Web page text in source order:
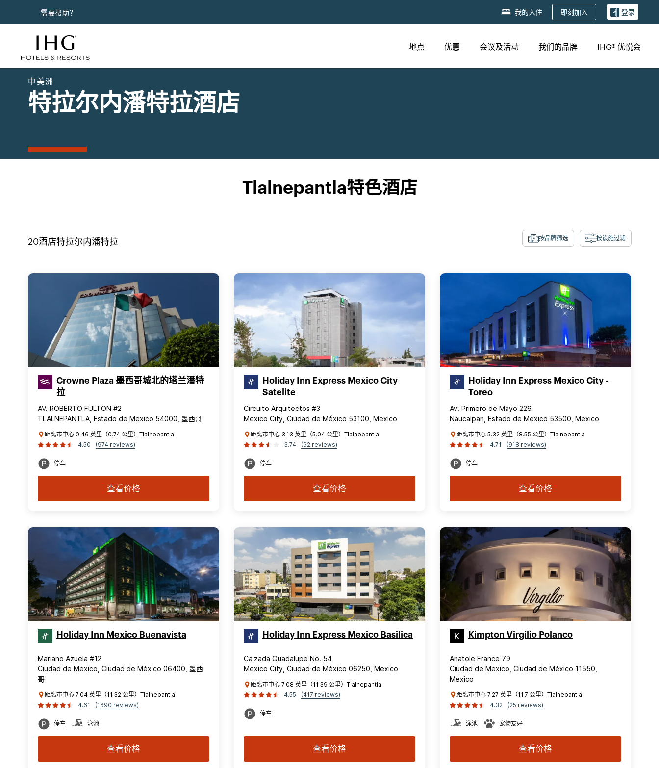
需要帮助？ 我的入住 即刻加入 登录
地点 优惠 会议及活动 我们的品牌 IHG® 优悦会
中美洲
特拉尔内潘特拉酒店
Tlalnepantla特色酒店
20酒店特拉尔内潘特拉 按品牌筛选 按设施过滤
Crowne Plaza 墨西哥城北的塔兰潘特
拉
AV. ROBERTO FULTON #2
TLALNEPANTLA, Estado de Mexico 54000, 墨西哥
距离市中心 0.46 英里（0.74 公里）Tlalnepantla
4.50
(974 reviews)
停车
查看价格
Holiday Inn Express Mexico City
Satelite
Circuito Arquitectos #3
Mexico City, Ciudad de México 53100, Mexico
距离市中心 3.13 英里（5.04 公里）Tlalnepantla
3.74
(62 reviews)
停车
查看价格
Holiday Inn Express Mexico City -
Toreo
Av. Primero de Mayo 226
Naucalpan, Estado de Mexico 53500, Mexico
距离市中心 5.32 英里（8.55 公里）Tlalnepantla
4.71
(918 reviews)
停车
查看价格
Holiday Inn Mexico Buenavista
Mariano Azuela #12
Ciudad de Mexico, Ciudad de México 06400, 墨西
哥
距离市中心 7.04 英里（11.32 公里）Tlalnepantla
4.61
(1690 reviews)
停车 泳池
查看价格
Holiday Inn Express Mexico Basilica
Calzada Guadalupe No. 54
Mexico City, Ciudad de México 06250, Mexico
距离市中心 7.08 英里（11.39 公里）Tlalnepantla
4.55
(417 reviews)
停车
查看价格
Kimpton Virgilio Polanco
Anatole France 79
Ciudad de Mexico, Ciudad de México 11550,
Mexico
距离市中心 7.27 英里（11.7 公里）Tlalnepantla
4.32
(25 reviews)
泳池 宠物友好
查看价格